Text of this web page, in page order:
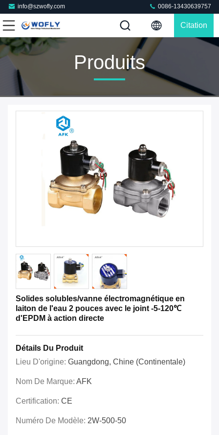
info@szwofly.com 0086-13430639757
Citation
Produits
Solides solubles/vanne électromagnétique en
laiton de l'eau 2 pouces avec le joint -5-120℃
d'EPDM à action directe
Détails Du Produit
Lieu D'origine: Guangdong, Chine (continentale)
Nom De Marque: AFK
Certification: CE
Numéro De Modèle: 2W-500-50